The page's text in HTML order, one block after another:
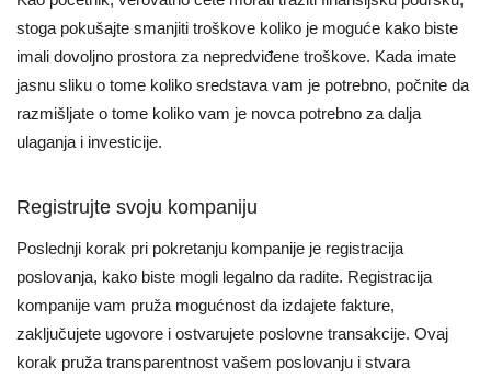
stoga pokušajte smanjiti troškove koliko je moguće kako biste
imali dovoljno prostora za nepredviđene troškove. Kada imate
jasnu sliku o tome koliko sredstava vam je potrebno, počnite da
razmišljate o tome koliko vam je novca potrebno za dalja
ulaganja i investicije.
Registrujte svoju kompaniju
Poslednji korak pri pokretanju kompanije je registracija
poslovanja, kako biste mogli legalno da radite. Registracija
kompanije vam pruža mogućnost da izdajete fakture,
zaključujete ugovore i ostvarujete poslovne transakcije. Ovaj
korak pruža transparentnost vašem poslovanju i stvara